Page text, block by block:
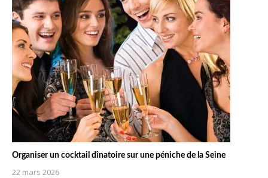
Organiser un cocktail dînatoire sur une péniche de la Seine
22 mars 2026